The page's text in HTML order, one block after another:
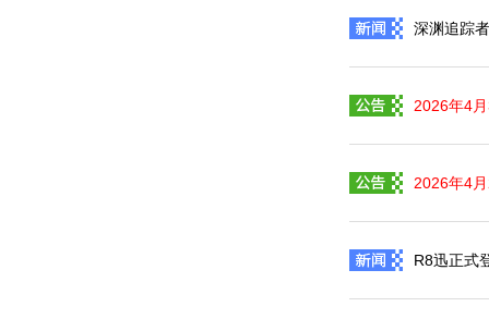
深渊追踪
2026年4
2026年4
R8迅正式